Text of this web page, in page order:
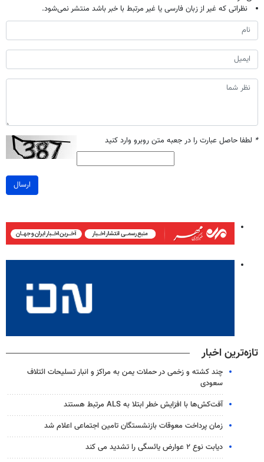
نظراتی که غیر از زبان فارسی یا غیر مرتبط با خبر باشد منتشر نمی‌شود.
* لطفا حاصل عبارت را در جعبه متن روبرو وارد کنید
ارسال
تازه‌ترین اخبار
چند کشته و زخمی در حملات یمن به مراکز و انبار تسلیحات ائتلاف
سعودی
آفت‌کش‌ها با افزایش خطر ابتلا به ALS مرتبط هستند
زمان پرداخت معوقات بازنشستگان تامین اجتماعی اعلام شد
دیابت نوع ۲ عوارض یائسگی را تشدید می کند